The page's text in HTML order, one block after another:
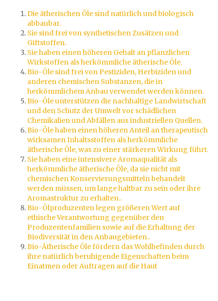
Die ätherischen Öle sind natürlich und biologisch
abbaubar.
Sie sind frei von synthetischen Zusätzen und
Giftstoffen.
Sie haben einen höheren Gehalt an pflanzlichen
Wirkstoffen als herkömmliche ätherische Öle.
Bio-Öle sind frei von Pestiziden, Herbiziden und
anderen chemischen Substanzen, die in
herkömmlichem Anbau verwendet werden können.
Bio-Öle unterstützen die nachhaltige Landwirtschaft
und den Schutz der Umwelt vor schädlichen
Chemikalien und Abfällen aus industriellen Quellen.
Bio-Öle haben einen höheren Anteil an therapeutisch
wirksamen Inhaltsstoffen als herkömmliche
ätherische Öle, was zu einer stärkeren Wirkung führt.
Sie haben eine intensivere Aromaqualität als
herkömmliche ätherische Öle, da sie nicht mit
chemischen Konservierungsmitteln behandelt
werden müssen, um lange haltbar zu sein oder ihre
Aromastruktur zu erhalten..
Bio-Ölproduzenten legen größeren Wert auf
ethische Verantwortung gegenüber den
Produzentenfamilien sowie auf die Erhaltung der
Biodiversität in den Anbaugebieten..
Bio-Ätherische Öle fördern das Wohlbefinden durch
ihre natürlich beruhigende Eigenschaften beim
Einatmen oder Auftragen auf die Haut